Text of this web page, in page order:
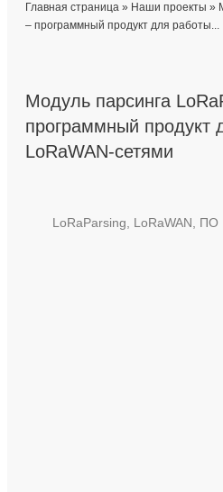
Главная страница» Наши проекты »
– программный продукт для работы...
Модуль парсинга
программный продукт
LoRaWAN-сетями
LoRaParsing LoRaWAN ПО